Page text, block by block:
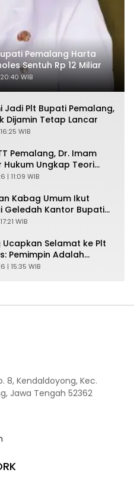
Pemalang Harta
Sentuh Rp 12 Miliar
WIB
Jadi Plt Bupati Pemalang,
Dijamin Tetap Lancar
WIB
Pemalang, Dr. Imam
Hukum Ungkap Teori
| 11:09 WIB
Kabag Umum Ikut
Geledah Kantor Bupati
WIB
Ucapkan Selamat ke Plt
Pemimpin Adalah
| 15:35 WIB
8, Kendaldoyong, Kec.
Jawa Tengah 52362